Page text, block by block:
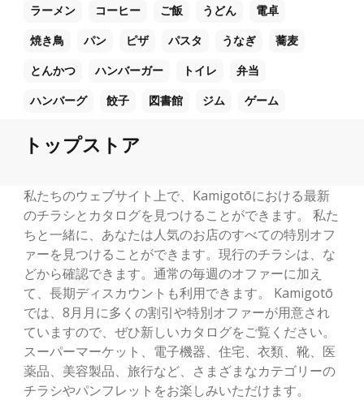
ラーメン コーヒー ご飯 うどん 電卓
焼き鳥 パン ピザ パスタ うなぎ 蕎麦
とんかつ ハンバーガー トイレ 弁当
ハンバーグ 餃子 図書館 ジム ゲーム
トップストア
私たちのウェブサイト上で、Kamigotōにおける最新
のチラシとカタログを見つけることができます。 私た
ちと一緒に、あなたは人気のお店のすべての特別オフ
ァーを見つけることができます。現行のチラシは、な
どから確認できます。通常の毎週のオファーに加え
て、長期ディスカウントも利用できます。 Kamigotō
では、8月月に多くの割引や特別オファーが用意され
ていますので、ぜひ新しいカタログをご覧ください。
スーパーマーケット、電子機器、住宅、衣類、靴、医
薬品、美容製品、旅行など、さまざまなカテゴリーの
チラシやパンフレットをお楽しみいただけます。